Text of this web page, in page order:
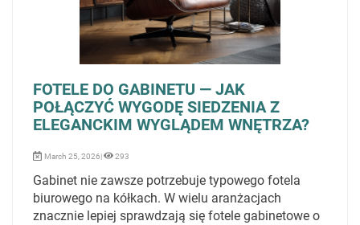
FOTELE DO GABINETU — JAK
POŁĄCZYĆ WYGODĘ SIEDZENIA Z
ELEGANCKIM WYGLĄDEM WNĘTRZA?
March 25, 2026| 293
Gabinet nie zawsze potrzebuje typowego fotela
biurowego na kółkach. W wielu aranżacjach
znacznie lepiej sprawdzają się fotele gabinetowe o